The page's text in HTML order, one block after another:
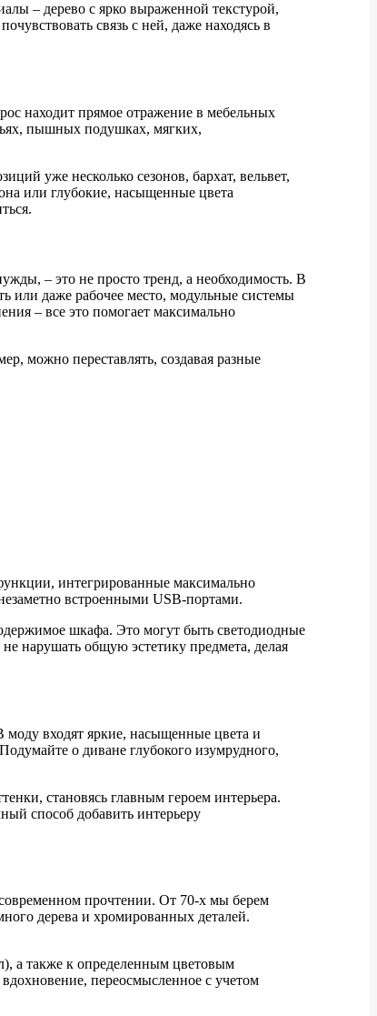
– дерево с ярко выраженной текстурой,
связь с ней, даже находясь в
находит прямое отражение в мебельных
пышных подушках, мягких,
уже несколько сезонов, бархат, вельвет,
или глубокие, насыщенные цвета
– это не просто тренд, а необходимость. В
или даже рабочее место, модульные системы
– все это помогает максимально
можно переставлять, создавая разные
интегрированные максимально
встроенными USB-портами.
шкафа. Это могут быть светодиодные
нарушать общую эстетику предмета, делая
моду входят яркие, насыщенные цвета и
о диване глубокого изумрудного,
становясь главным героем интерьера.
способ добавить интерьеру
прочтении. От 70-х мы берем
дерева и хромированных деталей.
а также к определенным цветовым
переосмысленное с учетом